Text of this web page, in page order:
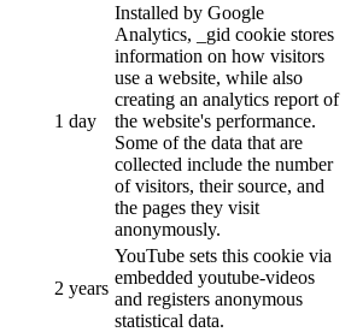
1 day
Installed by Google
Analytics, _gid cookie stores
information on how visitors
use a website, while also
creating an analytics report of
the website's performance.
Some of the data that are
collected include the number
of visitors, their source, and
the pages they visit
anonymously.
2 years
YouTube sets this cookie via
embedded youtube-videos
and registers anonymous
statistical data.